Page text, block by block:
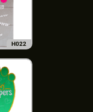
H022